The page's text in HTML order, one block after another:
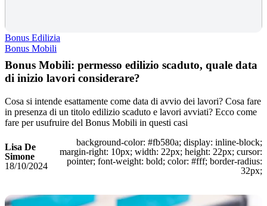
Bonus Edilizia
Bonus Mobili
Bonus Mobili: permesso edilizio scaduto, quale data
di inizio lavori considerare?
Cosa si intende esattamente come data di avvio dei lavori? Cosa fare
in presenza di un titolo edilizio scaduto e lavori avviati? Ecco come
fare per usufruire del Bonus Mobili in questi casi
Lisa De
Simone
18/10/2024
background-color: #fb580a; display: inline-block;
margin-right: 10px; width: 22px; height: 22px; cursor:
pointer; font-weight: bold; color: #fff; border-radius:
32px;